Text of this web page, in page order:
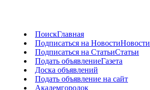
ПоискГлавная
Подписаться на НовостиНовости
Подписаться на СтатьиСтатьи
Подать объявлениеГазета
Доска объявлений
Подать объявление на сайт
Академгородок